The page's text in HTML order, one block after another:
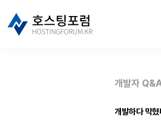
개발자
개발하다 막